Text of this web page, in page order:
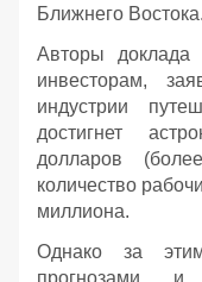
Ближнего Востока.
Авторы доклада
инвесторам,
индустрии
достигнет
долларов
количество
миллиона.
Однако за